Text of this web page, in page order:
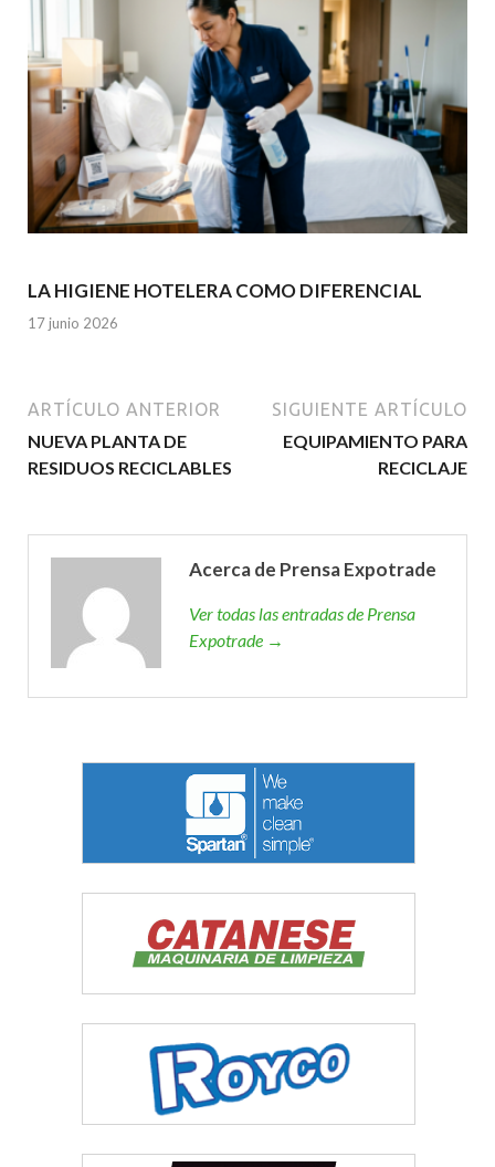
LA HIGIENE HOTELERA COMO DIFERENCIAL
17 junio 2026
ARTÍCULO ANTERIOR
NUEVA PLANTA DE
RESIDUOS RECICLABLES
SIGUIENTE ARTÍCULO
EQUIPAMIENTO PARA
RECICLAJE
Acerca de Prensa Expotrade
Ver todas las entradas de Prensa
Expotrade →